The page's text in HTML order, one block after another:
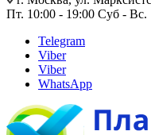
Пт. 10:00 - 19:00 Суб - Вс.
Telegram
Viber
Viber
WhatsApp